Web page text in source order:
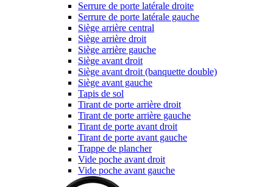
Serrure de porte latérale droite
Serrure de porte latérale gauche
Siège arrière central
Siège arrière droit
Siège arrière gauche
Siège avant droit
Siège avant droit (banquette double)
Siège avant gauche
Tapis de sol
Tirant de porte arrière droit
Tirant de porte arrière gauche
Tirant de porte avant droit
Tirant de porte avant gauche
Trappe de plancher
Vide poche avant droit
Vide poche avant gauche